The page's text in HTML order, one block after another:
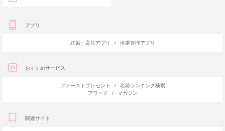
アプリ
妊娠・育児アプリ / 体重管理アプリ
おすすめサービス
ファーストプレゼント /
名前ランキング検索
アワード
/ マガジン
関連サイト